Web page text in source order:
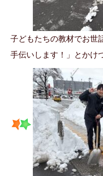
子どもたちの教材でお世
手伝いします！」とか